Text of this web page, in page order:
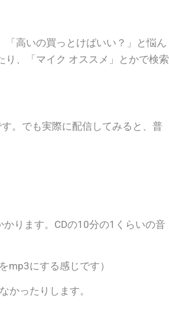
高いの買っとけばいい？」と悩ん
、「マイク オススメ」とかで検索
。でも実際に配信してみると、普
かります。CDの10分の1くらいの音
mp3にする感じです）
かったりします。